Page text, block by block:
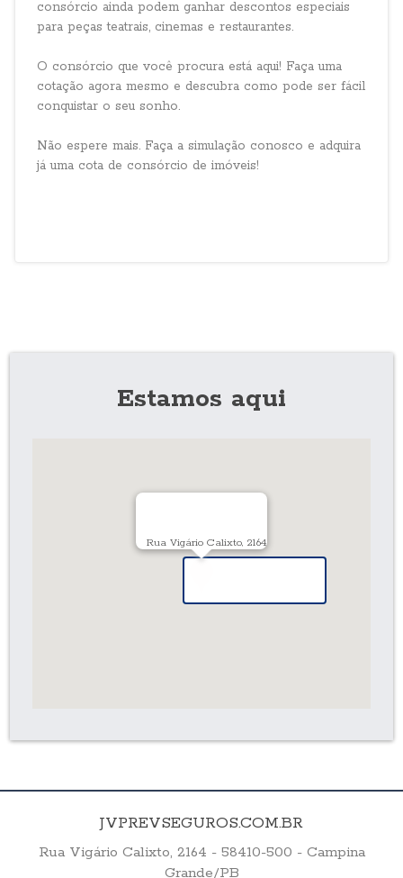
consórcio ainda podem ganhar descontos especiais
para peças teatrais, cinemas e restaurantes.
O consórcio que você procura está aqui! Faça uma
cotação agora mesmo e descubra como pode ser fácil
conquistar o seu sonho.
Não espere mais. Faça a simulação conosco e adquira
já uma cota de consórcio de imóveis!
Estamos aqui
Rua Vigário Calixto, 2164
JVPREVSEGUROS.COM.BR
Rua Vigário Calixto, 2164 - 58410-500 - Campina
Grande/PB